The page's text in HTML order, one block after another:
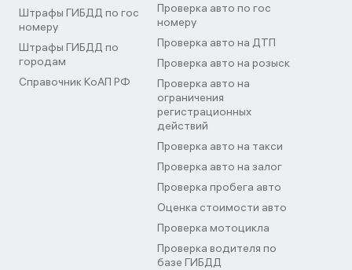
Штрафы ГИБДД по гос
номеру
Штрафы ГИБДД по
городам
Справочник КоАП РФ
Проверка авто по гос
номеру
Проверка авто на ДТП
Проверка авто на розыск
Проверка авто на
ограничения
регистрационных
действий
Проверка авто на такси
Проверка авто на залог
Проверка пробега авто
Оценка стоимости авто
Проверка мотоцикла
Проверка водителя по
базе ГИБДД